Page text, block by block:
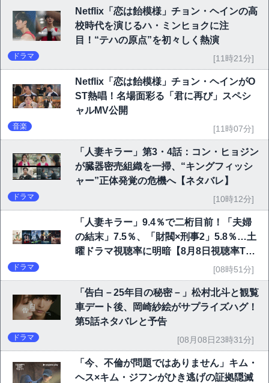
Netflix「恋は飴模様」チョン・ヘインの高
校時代を演じるハ・ミンヒョクに注
目！“テハの原点”を初々しく熱演
ドラマ [11時21分]
Netflix「恋は飴模様」チョン・ヘインがO
ST熱唱！名場面彩る「君に再び」スペシ
ャルMV公開
音楽 [11時07分]
「人妻キラー」第3・4話：コン・ヒョジン
が臓器密売組織を一掃、“キングフィッシ
ャー”正体発覚の危機へ【ネタバレ】
ドラマ [10時12分]
「人妻キラー」9.4％で二桁目前！「夫婦
の結末」7.5％、「財閥×刑事2」5.8％…土
曜ドラマ視聴率に明暗【8月8日視聴率TO
ドラマ [08時51分]
「告白－25年目の秘密－」松村北斗と観覧
車デート後、岡崎紗絵がサプライズハグ！
第5話ネタバレと予告
ドラマ [08月08日23時31分]
「今、不倫が問題ではありません」キム・
ヘス×キム・ジフンがひき逃げの証拠隠滅